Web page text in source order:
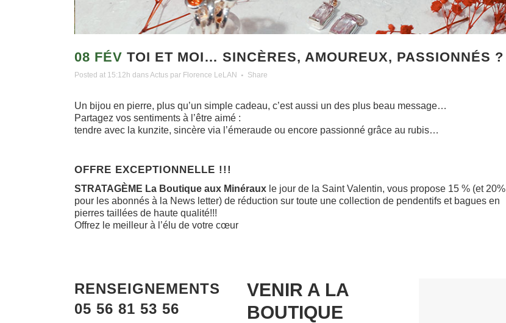
08 FÉV TOI ET MOI… SINCÈRES, AMOUREUX, PASSIONNÉS ?
Posted at 15:12h dansActus par Florence LeLAN Share
Un bijou en pierre, plus qu’un simple cadeau, c’est aussi un des plus beau message…
Partagez vos sentiments à l’être aimé :
tendre avec la kunzite, sincère via l’émeraude ou encore passionné grâce au rubis…
OFFRE EXCEPTIONNELLE !!!
STRATAGÈME La Boutique aux Minéraux le jour de la Saint Valentin, vous propose 15 % (et 20%
pour les abonnés à la News letter) de réduction sur toute une collection de pendentifs et bagues en
pierres taillées de haute qualité!!!
Offrez le meilleur à l’élu de votre cœur
RENSEIGNEMENTS
05 56 81 53 56
VENIR A LA
BOUTIQUE